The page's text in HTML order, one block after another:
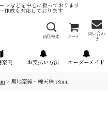
ンなどを中心に扱っております
作成も対応しております
商品検索 カート
問い合わ
せ
案内 お支払い方法 オーダーメイド
> 黒地至純・線天珠 38mm